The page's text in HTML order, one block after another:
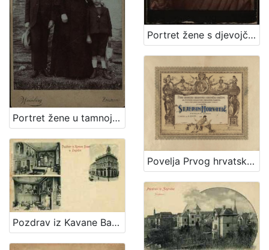
Portret žene s djevojčicom / [Gjuro Varga] ; [izradio fotografski atelier] G. & I. Varga
Portret žene u tamnoj haljini s dva dječaka / Weinberg ; [izradio] Atelier M. Weinberg
Povelja Prvog hrvatskog gradjevnog i obrtničkog društva za potporu bolestnih i nemoćnih članova
Pozdrav iz Kavane Bauer u Zagrebu